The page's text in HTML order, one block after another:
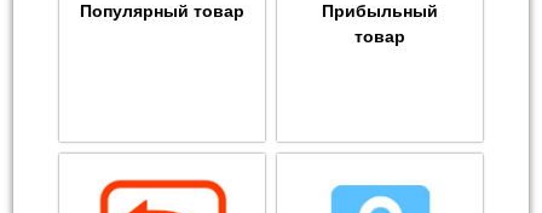
Популярный товар
Прибыльный
товар